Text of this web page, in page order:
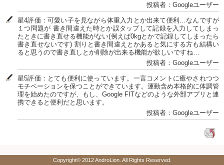
投稿者：Googleユーザー
星4評価：可愛い子を見ながら体重入力とか出来て便利…なんですが
１つ問題が 書き間違えた時とか誤タップして記録を入力してしまっ
たときに書き直せる機能がない(例えば0kgとかで記録してしまったら
書き直せないです) 割りと書き間違えとかあると気にする方も結構い
ると思うので書き直しとか削除が出来る機能が欲しいですね…
投稿者：Googleユーザー
星5評価：とても便利に使っています。一言コメントに癒やされつつ
モチベーションを保つことができています。運動含め本格的に体調管
理を始めたのですが、もし、Google FITなどのような外部アプリと連
携できると便利だと思います。
投稿者：Googleユーザー
Copyright© 2012 AndroLion. All Rights Reserved.